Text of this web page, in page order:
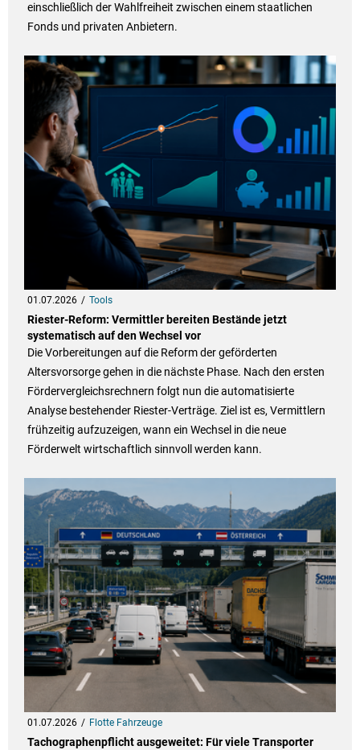
einschließlich der Wahlfreiheit zwischen einem staatlichen
Fonds und privaten Anbietern.
01.07.2026 Tools
Riester-Reform: Vermittler bereiten Bestände jetzt
systematisch auf den Wechsel vor
Die Vorbereitungen auf die Reform der geförderten
Altersvorsorge gehen in die nächste Phase. Nach den ersten
Fördervergleichsrechnern folgt nun die automatisierte
Analyse bestehender Riester-Verträge. Ziel ist es, Vermittlern
frühzeitig aufzuzeigen, wann ein Wechsel in die neue
Förderwelt wirtschaftlich sinnvoll werden kann.
01.07.2026 Flotte Fahrzeuge
Tachographenpflicht ausgeweitet: Für viele Transporter